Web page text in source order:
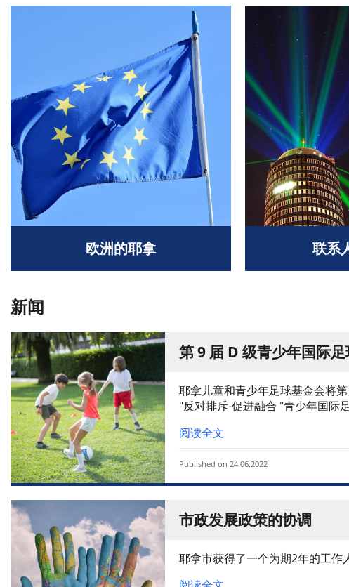
欧洲的耶拿 联系
新闻
第 9 届 D 级青少年国际
耶拿儿童和青少年足球基金会将
"反对排斥-促进融合 "青少年国际足
阅读全文
Published on 24.06.2022
市政发展政策的协调
耶拿市获得了一个为期2年的工作